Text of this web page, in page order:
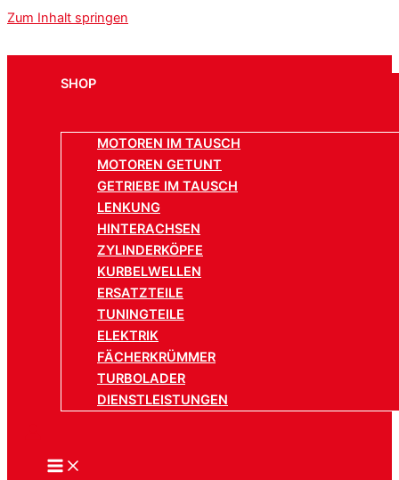
Zum Inhalt springen
SHOP
MOTOREN IM TAUSCH
MOTOREN GETUNT
GETRIEBE IM TAUSCH
LENKUNG
HINTERACHSEN
ZYLINDERKÖPFE
KURBELWELLEN
ERSATZTEILE
TUNINGTEILE
ELEKTRIK
FÄCHERKRÜMMER
TURBOLADER
DIENSTLEISTUNGEN